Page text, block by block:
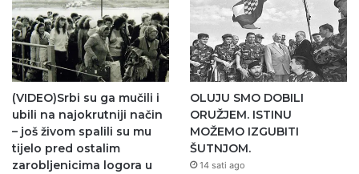
(VIDEO)Srbi su ga mučili i
ubili na najokrutniji način
– još živom spalili su mu
tijelo pred ostalim
zarobljenicima logora u
OLUJU SMO DOBILI
ORUŽJEM. ISTINU
MOŽEMO IZGUBITI
ŠUTNJOM.
14 sati ago